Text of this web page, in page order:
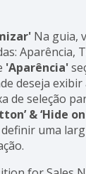
Na guia,
Aparência,
'Aparência'
deseja exibir
de seleção
& ‘Hide
uma